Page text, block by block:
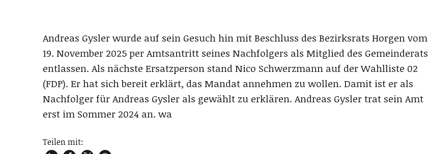
Andreas Gysler wurde auf sein Gesuch hin mit Beschluss des Bezirksrats Horgen vom
19. November 2025 per Amtsantritt seines Nachfolgers als Mitglied des Gemeinderats
entlassen. Als nächste Ersatzperson stand Nico Schwerzmann auf der Wahlliste 02
(FDP). Er hat sich bereit erklärt, das Mandat annehmen zu wollen. Damit ist er als
Nachfolger für Andreas Gysler als gewählt zu erklären. Andreas Gysler trat sein Amt
erst im Sommer 2024 an. wa
Teilen mit: